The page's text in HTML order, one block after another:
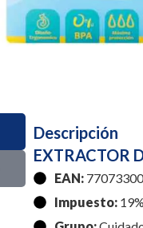
Descripción
EXTRACTOR
EAN:
Impuesto: